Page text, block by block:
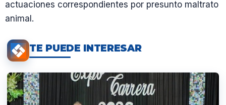
actuaciones correspondientes por presunto maltrato
animal.
TE PUEDE INTERESAR